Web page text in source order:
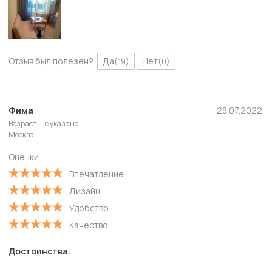
Отзыв был полезен? Да(19) Нет(0)
Фима
Возраст: не указано
Москва
Оценки
Впечатление
Дизайн
Удобство
Качество
28.07.2022
Достоинства: